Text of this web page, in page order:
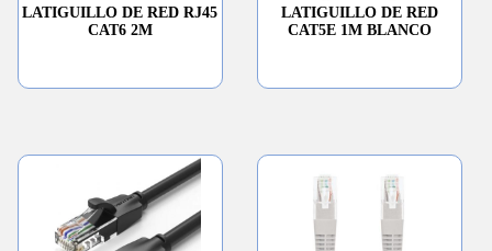
LATIGUILLO DE RED RJ45
CAT6 2M
LATIGUILLO DE RED
CAT5E 1M BLANCO